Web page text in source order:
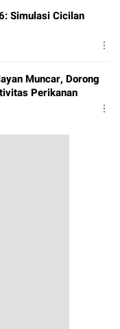
Simulasi Cicilan
Muncar, Dorong
Perikanan